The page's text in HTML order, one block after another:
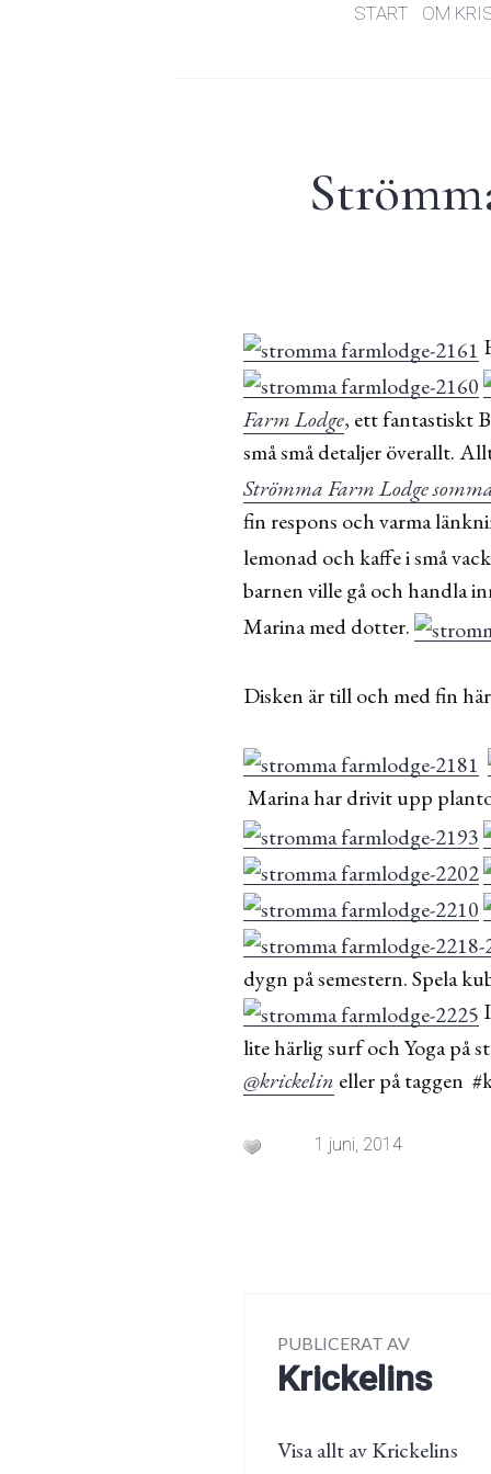
START OM
Farm Lodge, ett fantastiskt
små små detaljer överallt.
Strömma Farm Lodge
fin respons och varma
lemonad och kaffe i små
barnen ville gå och handla
Marina med dotter.
Disken är till och med fin
Marina har drivit upp
dygn på semestern. Spela
lite härlig surf och Yoga på
@krickelin eller på taggen
1 juni, 2014
PUBLICERAT AV
Krickelins
Visa allt av Krickelins